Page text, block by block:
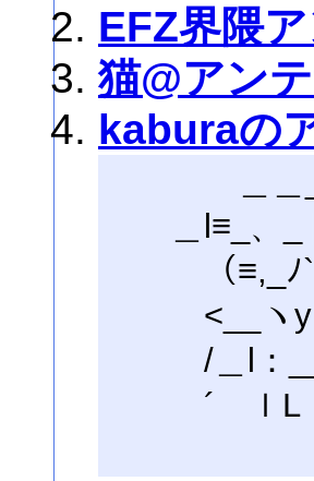
EFZ界隈
猫@アン
kaburaの
＿l≡_、_ |
（≡,_ﾉ`
<__ヽy
/＿l：
´ ｌL